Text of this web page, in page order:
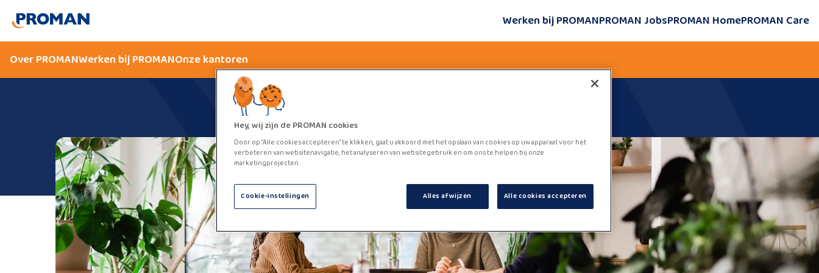
Werken bij PROMANPROMAN JobsPROMAN HomePROMAN Care
Over PROMANWerken bij PROMANOnze kantoren
Hey, wij zijn de PROMAN cookies
Door op “Alle cookies accepteren” te klikken, gaat u akkoord met het opslaan van cookies op uw apparaat voor het
verbeteren van websitenavigatie, het analyseren van websitegebruik en om ons te helpen bij onze
marketingprojecten.
Cookie-instellingen Alles afwijzen Alle cookies accepteren